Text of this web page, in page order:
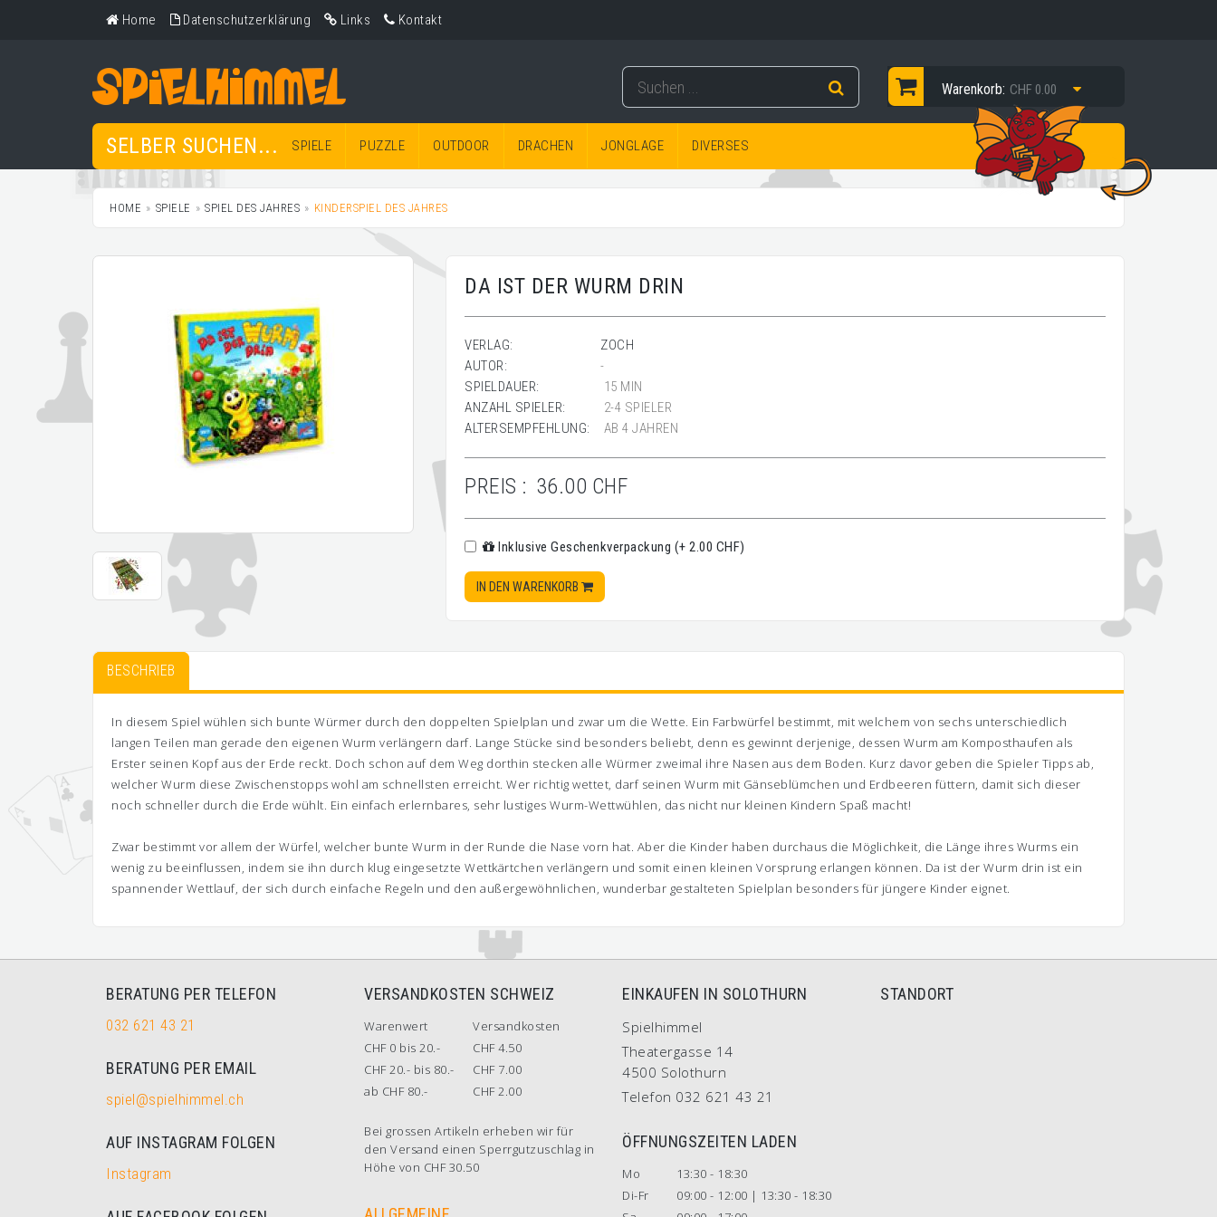
Home Datenschutzerklärung Links Kontakt
Warenkorb: CHF 0.00
SELBER SUCHEN... SPIELE PUZZLE OUTDOOR DRACHEN JONGLAGE DIVERSES
HOME SPIELE SPIEL DES JAHRES KINDERSPIEL DES JAHRES
DA IST DER WURM DRIN
VERLAG:
ZOCH
AUTOR:
-
SPIELDAUER:
15 MIN
ANZAHL SPIELER:
2-4 SPIELER
ALTERSEMPFEHLUNG:
AB 4 JAHREN
PREIS : 36.00 CHF
Inklusive Geschenkverpackung (+ 2.00 CHF)
IN DEN WARENKORB
BESCHRIEB
In diesem Spiel wühlen sich bunte Würmer durch den doppelten Spielplan und zwar um die Wette. Ein Farbwürfel bestimmt, mit welchem von sechs unterschiedlich
langen Teilen man gerade den eigenen Wurm verlängern darf. Lange Stücke sind besonders beliebt, denn es gewinnt derjenige, dessen Wurm am Komposthaufen als
Erster seinen Kopf aus der Erde reckt. Doch schon auf dem Weg dorthin stecken alle Würmer zweimal ihre Nasen aus dem Boden. Kurz davor geben die Spieler Tipps ab,
welcher Wurm diese Zwischenstopps wohl am schnellsten erreicht. Wer richtig wettet, darf seinen Wurm mit Gänseblümchen und Erdbeeren füttern, damit sich dieser
noch schneller durch die Erde wühlt. Ein einfach erlernbares, sehr lustiges Wurm-Wettwühlen, das nicht nur kleinen Kindern Spaß macht!
Zwar bestimmt vor allem der Würfel, welcher bunte Wurm in der Runde die Nase vorn hat. Aber die Kinder haben durchaus die Möglichkeit, die Länge ihres Wurms ein
wenig zu beeinflussen, indem sie ihn durch klug eingesetzte Wettkärtchen verlängern und somit einen kleinen Vorsprung erlangen können. Da ist der Wurm drin ist ein
spannender Wettlauf, der sich durch einfache Regeln und den außergewöhnlichen, wunderbar gestalteten Spielplan besonders für jüngere Kinder eignet.
BERATUNG PER TELEFON
032 621 43 21
BERATUNG PER EMAIL
spiel@spielhimmel.ch
AUF INSTAGRAM FOLGEN
Instagram
VERSANDKOSTEN SCHWEIZ
Warenwert
Versandkosten
CHF 0 bis 20.-
CHF 4.50
CHF 20.- bis 80.-
CHF 7.00
ab CHF 80.-
CHF 2.00
Bei grossen Artikeln erheben wir für
den Versand einen Sperrgutzuschlag in
Höhe von CHF 30.50
EINKAUFEN IN SOLOTHURN
Spielhimmel
Theatergasse 14
4500 Solothurn
Telefon 032 621 43 21
ÖFFNUNGSZEITEN LADEN
Mo
13:30 - 18:30
Di-Fr
09:00 - 12:00 | 13:30 - 18:30
STANDORT